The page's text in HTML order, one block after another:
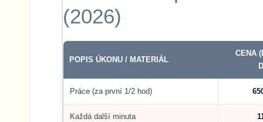
(2026)
POPIS ÚKONU / MATERIÁL
CENA
Práce (za první 1/2 hod)
Každá další minuta